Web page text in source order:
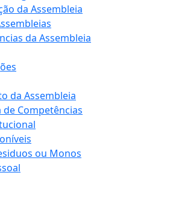
da Assembleia
da Assembleia
da Assembleia
Competências
ou Monos